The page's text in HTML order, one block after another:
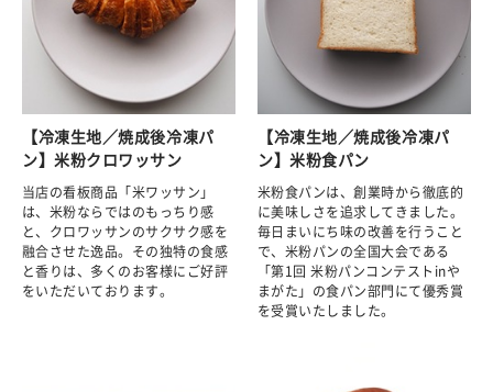
【冷凍生地／焼成後冷凍パ
ン】米粉クロワッサン
当店の看板商品「米ワッサン」
は、米粉ならではのもっちり感
と、クロワッサンのサクサク感を
融合させた逸品。その独特の食感
と香りは、多くのお客様にご好評
をいただいております。
【冷凍生地／焼成後冷凍パ
ン】米粉食パン
米粉食パンは、創業時から徹底的
に美味しさを追求してきました。
毎日まいにち味の改善を行うこと
で、米粉パンの全国大会である
「第1回 米粉パンコンテストinや
まがた」の食パン部門にて優秀賞
を受賞いたしました。